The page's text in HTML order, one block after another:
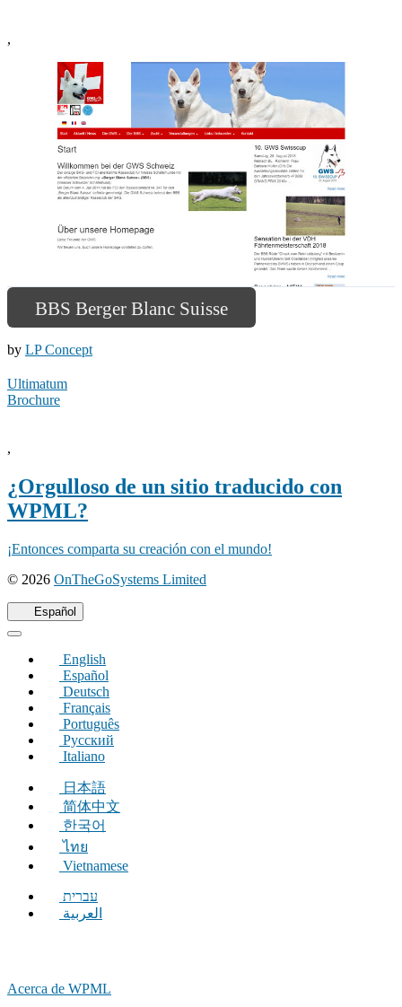
,
BBS Berger Blanc Suisse
by LP Concept
Ultimatum
Brochure
,
¿Orgulloso de un sitio traducido con
WPML?
¡Entonces comparta su creación con el mundo!
© 2026 OnTheGoSystems Limited
Español
English
Español
Deutsch
Français
Português
Русский
Italiano
日本語
简体中文
한국어
ไทย
Vietnamese
עברית
العربية
Acerca de WPML